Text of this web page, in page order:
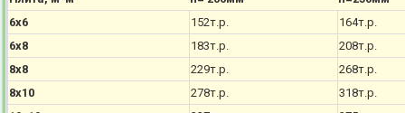
6х6
152т.р.
164т.р.
6х8
183т.р.
208т.р.
8х8
229т.р.
268т.р.
8х10
278т.р.
318т.р.